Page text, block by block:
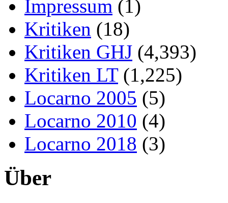
Impressum (1)
Kritiken (18)
Kritiken GHJ (4,393)
Kritiken LT(1,225)
Locarno 2005 (5)
Locarno 2010 (4)
Locarno 2018 (3)
Über